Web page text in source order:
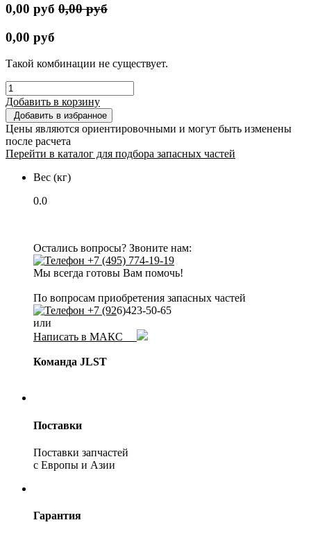
0,00 руб 0,00руб
0,00 руб
Такой комбинации не существует.
Добавить в корзину
Добавить в избранное
Цены являются ориентировочными и могут быть изменены
после расчета
Перейти в каталог для подбора запасных частей
Вес (кг)
0.0
Остались вопросы? Звоните нам:
+7 (495) 774-19-19
Мы всегда готовы Вам помочь!
По вопросам приобретения запасных частей
+7 (926)423-50-65
или
Написать в МАКС
Команда JLST
Поставки
Поставки запчастей
с Европы и Азии
Гарантия